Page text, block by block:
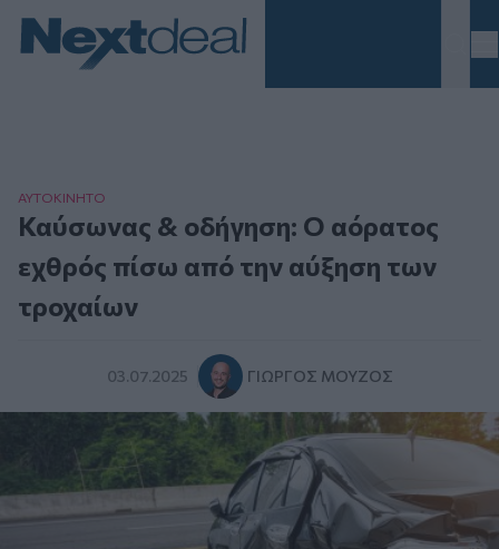
ΑΥΤΟΚΙΝΗΤΟ
Καύσωνας & οδήγηση: Ο αόρατος
εχθρός πίσω από την αύξηση των
τροχαίων
03.07.2025 ΓΙΏΡΓΟΣ ΜΟΎΖΟΣ